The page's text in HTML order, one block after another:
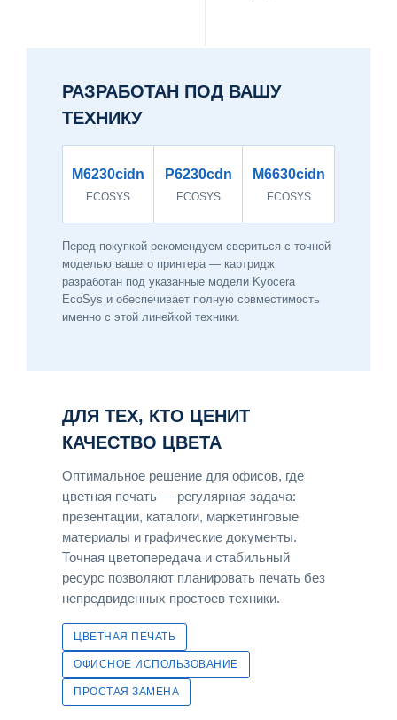
РАЗРАБОТАН ПОД ВАШУ
ТЕХНИКУ
M6230cidn
ECOSYS
P6230cdn
ECOSYS
M6630cidn
ECOSYS
Перед покупкой рекомендуем свериться с точной
моделью вашего принтера — картридж
разработан под указанные модели Kyocera
EcoSys и обеспечивает полную совместимость
именно с этой линейкой техники.
ДЛЯ ТЕХ, КТО ЦЕНИТ
КАЧЕСТВО ЦВЕТА
Оптимальное решение для офисов, где
цветная печать — регулярная задача:
презентации, каталоги, маркетинговые
материалы и графические документы.
Точная цветопередача и стабильный
ресурс позволяют планировать печать без
непредвиденных простоев техники.
ЦВЕТНАЯ ПЕЧАТЬ
ОФИСНОЕ ИСПОЛЬЗОВАНИЕ
ПРОСТАЯ ЗАМЕНА